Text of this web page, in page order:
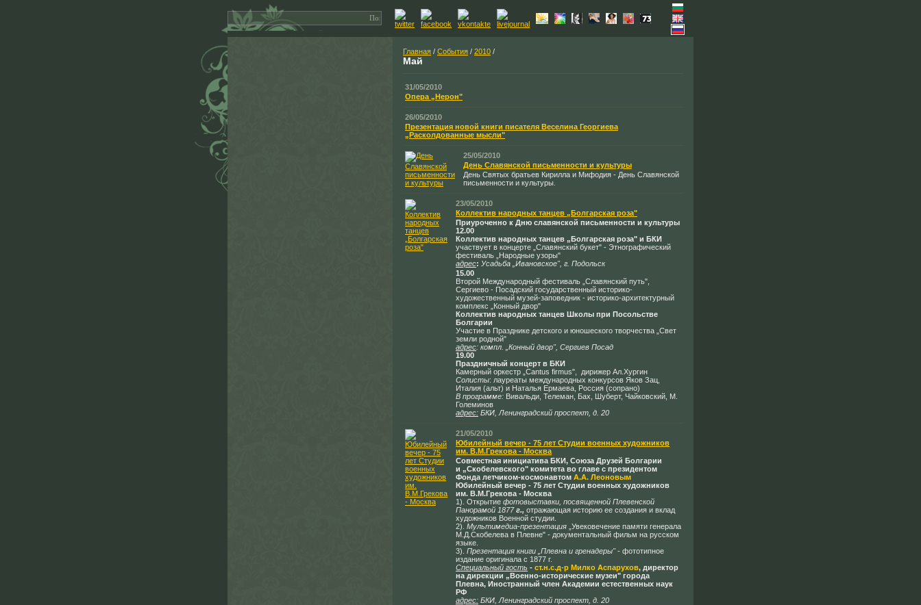
Главная / События / 2010 /
Май
31/05/2010
Опера „Нерон"
26/05/2010
Презентация новой книги писателя Веселина Георгиева
„Расколдованные мысли"
25/05/2010
День Славянской письменности и культуры
День Святых братьев Кирилла и Мифодия - День Славянской
письменности и культуры.
23/05/2010
Коллектив народных танцев „Болгарская роза"
Приуроченно к Дню славянской письменности и культуры
12.00
Коллектив народных танцев „Болгарская роза" и БКИ
участвует в концерте „Славянский букет" - Этнографический
фестиваль „Народные узоры"
адрес: Усадьба „Ивановское", г. Подольск
15.00
Второй Международный фестиваль „Славянский путь",
Сергиево - Посадский государственный историко-
художественный музей-заповедник - историко-архитектурный
комплекс „Конный двор"
Коллектив народных танцев Школы при Посольстве
Болгарии
Участие в Празднике детского и юношеского творчества „Свет
земли родной"
адрес: компл. „Конный двор", Сергиев Посад
19.00
Праздничный концерт в БКИ
Камерный оркестр „Cantus firmus", дирижер Ал.Хургин
Солисты: лауреаты международных конкурсов Яков Зац,
Италия (альт) и Наталья Ермаева, Россия (сопрано)
В программе: Вивальди, Телеман, Бах, Шуберт, Чайковский, М.
Големинов
адрес: БКИ, Ленинградский проспект, д. 20
21/05/2010
Юбилейный вечер - 75 лет Студии военных художников
им. В.М.Грекова - Москва
Совместная инициатива БКИ, Союза Друзей Болгарии
и „Скобелевского" комитета во главе с президентом
Фонда летчиком-космонавтом А.А. Леоновым
Юбилейный вечер - 75 лет Студии военных художников
им. В.М.Грекова - Москва
1). Открытие фотовыставки, посвященной Плевенской
Панорамой 1877г., отражающая историю ее создания и вклад
художников Военной студии.
2). Мультимедиа-презентация „Увековечение памяти генерала
М.Д.Скобелева в Плевне" - документальный фильм на русском
языке.
3). Презентация книги „Плевна и гренадеры"- фототипное
издание оригинала с 1877 г.
Специальный гость - ст.н.с.д-р Милко Аспарухов, директор
на дирекции „Военно-исторические музеи" города
Плевна, Иностранный член Академии естественных наук
РФ
адрес: БКИ, Ленинградский проспект, д. 20